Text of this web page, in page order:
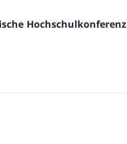
Hochschulkonferenz